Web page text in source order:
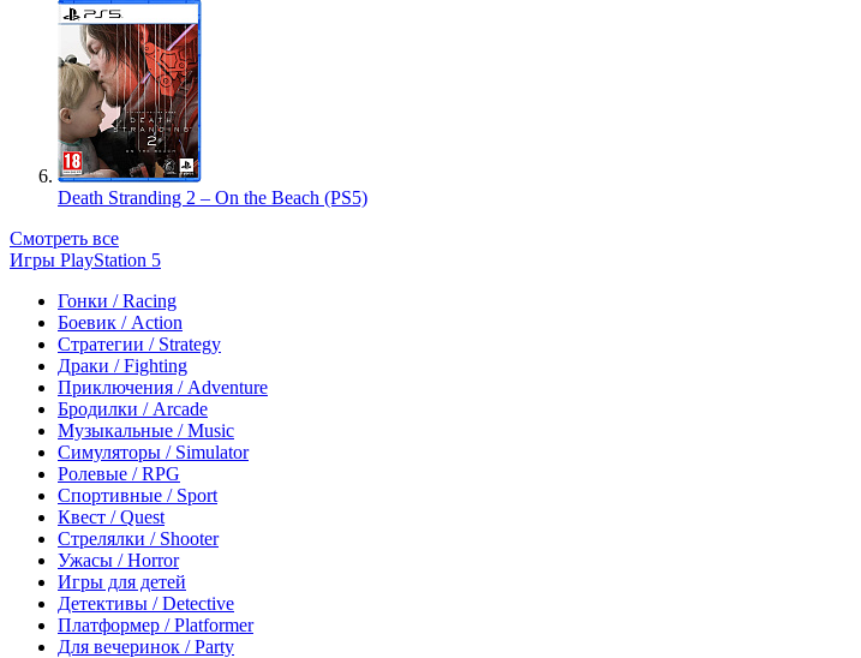
Death Stranding 2 – On the Beach (PS5)
Смотреть все
Игры PlayStation 5
Гонки / Racing
Боевик / Action
Стратегии / Strategy
Драки / Fighting
Приключения / Adventure
Бродилки / Arcade
Музыкальные / Music
Симуляторы / Simulator
Ролевые / RPG
Спортивные / Sport
Квест / Quest
Стрелялки / Shooter
Ужасы / Horror
Игры для детей
Детективы / Detective
Платформер / Platformer
Для вечеринок / Party